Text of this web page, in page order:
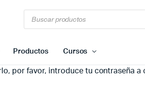
de
productos
Productos Cursos
por favor, introduce tu contraseña a